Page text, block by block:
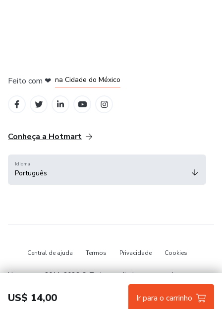
US$ 14,00 Ir para o carrinho
Feito com ❤ na Cidade do México
Conheça a Hotmart
Idioma
Português
Central de ajuda Termos Privacidade Cookies
Hotmart — 2011-2026 © Todos os direitos reservados.